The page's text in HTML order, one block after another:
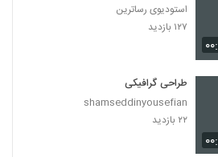
استودیوی رساترین
۱۲۷ بازدید
طراحی گرافیکی
shamseddinyousefian
۲۲ بازدید